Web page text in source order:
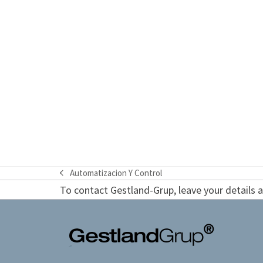
previous
post:
Automatizacion Y Control
To contact Gestland-Grup, leave your details